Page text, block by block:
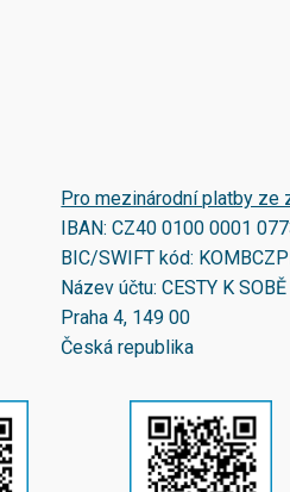
Pro mezinárodní platby ze
IBAN:CZ40 0100 0001
BIC/SWIFT kód:
Název účtu: CESTY K SOBĚ
Praha 4, 149 00
Česká republika